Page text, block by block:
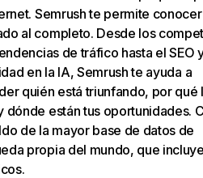
Semrush te permite
al completo. Desde los
de tráfico hasta el SEO
en la IA, Semrush te ayuda a
quién está triunfando, por qué
dónde están tus oportunidades.
de la mayor base de datos de
propia del mundo, que